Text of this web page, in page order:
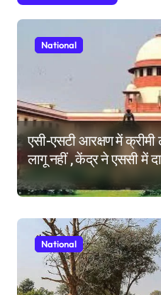
National
एसी-एसटी आरक्षण में क्रीमी
लागू नहीं , केंद्र ने एससी में
हलफनामा; याचिकाएं खारिज
National